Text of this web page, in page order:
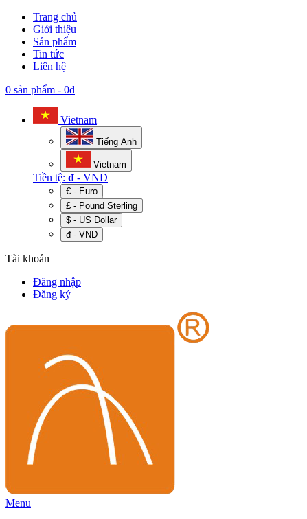
Trang chủ
Giới thiệu
Sản phẩm
Tin tức
Liên hệ
0 sản phẩm - 0đ
Vietnam
Tiếng Anh
Vietnam
Tiền tệ: đ - VND
€ - Euro
£ - Pound Sterling
$ - US Dollar
đ - VND
Tài khoản
Đăng nhập
Đăng ký
Menu